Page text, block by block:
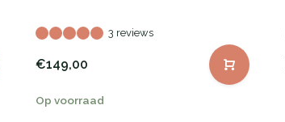
3 reviews
€149,00
Op voorraad